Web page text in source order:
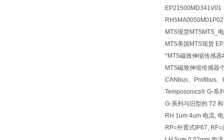
MTS现货MTSMTS_
MTS美国MTS现货
*MTS磁致伸缩传感器
MTS磁致伸缩传感器
CANbus、Profibus
Temposonics® G-系
G-系列与旧型的 T2
RH 1um 4um 电流,
RP=外置式IP67, RF=